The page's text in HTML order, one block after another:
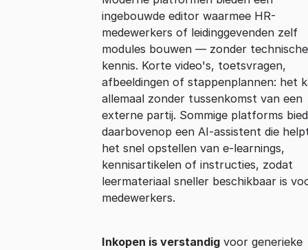
ingebouwde editor waarmee HR-
medewerkers of leidinggevenden zelf
modules bouwen — zonder technische
kennis. Korte video's, toetsvragen,
afbeeldingen of stappenplannen: het
allemaal zonder tussenkomst van een
externe partij. Sommige platforms
daarbovenop een AI-assistent die
het snel opstellen van e-learnings,
kennisartikelen of instructies, zodat
leermateriaal sneller beschikbaar is
medewerkers.
Inkopen is verstandigvoor generieke